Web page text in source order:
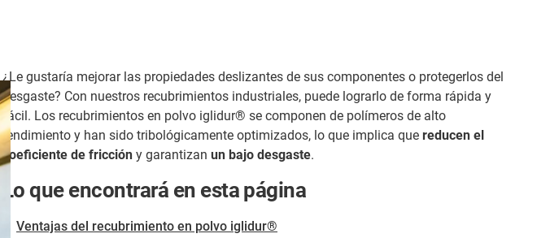
¿Le gustaría mejorar las propiedades deslizantes de sus componentes o protegerlos del
desgaste? Con nuestros recubrimientos industriales, puede lograrlo de forma rápida y
fácil. Los recubrimientos en polvo iglidur® se componen de polímeros de alto
rendimiento y han sido tribológicamente optimizados, lo que implica que reducen el
coeficiente de fricción y garantizan un bajo desgaste.
Lo que encontrará en esta página
Ventajas del recubrimiento en polvo iglidur®